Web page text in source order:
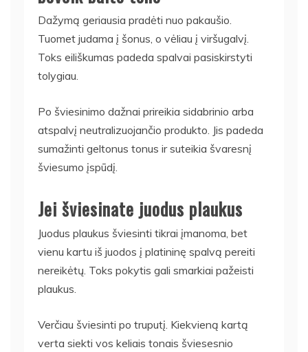
Dažymą geriausia pradėti nuo pakaušio.
Tuomet judama į šonus, o vėliau į viršugalvį.
Toks eiliškumas padeda spalvai pasiskirstyti
tolygiau.
Po šviesinimo dažnai prireikia sidabrinio arba
atspalvį neutralizuojančio produkto. Jis padeda
sumažinti geltonus tonus ir suteikia švaresnį
šviesumo įspūdį.
Jei šviesinate juodus plaukus
Juodus plaukus šviesinti tikrai įmanoma, bet
vienu kartu iš juodos į platininę spalvą pereiti
nereikėtų. Toks pokytis gali smarkiai pažeisti
plaukus.
Verčiau šviesinti po truputį. Kiekvieną kartą
verta siekti vos keliais tonais šviesesnio